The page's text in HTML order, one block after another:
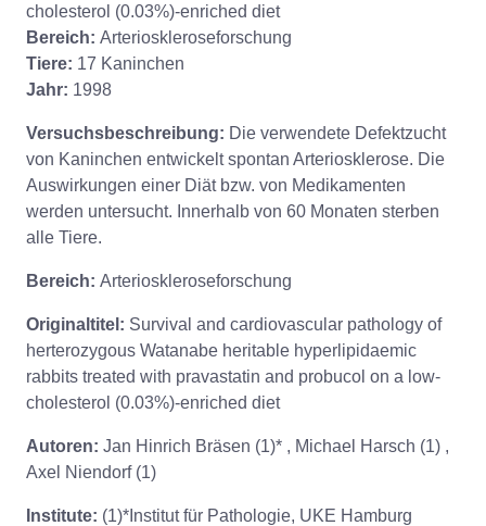
cholesterol (0.03%)-enriched diet
Bereich: Arterioskleroseforschung
Tiere: 17 Kaninchen
Jahr: 1998
Versuchsbeschreibung: Die verwendete Defektzucht
von Kaninchen entwickelt spontan Arteriosklerose. Die
Auswirkungen einer Diät bzw. von Medikamenten
werden untersucht. Innerhalb von 60 Monaten sterben
alle Tiere.
Bereich: Arterioskleroseforschung
Originaltitel: Survival and cardiovascular pathology of
herterozygous Watanabe heritable hyperlipidaemic
rabbits treated with pravastatin and probucol on a low-
cholesterol (0.03%)-enriched diet
Autoren: Jan Hinrich Bräsen (1)* , Michael Harsch (1) ,
Axel Niendorf (1)
Institute: (1)*Institut für Pathologie, UKE Hamburg